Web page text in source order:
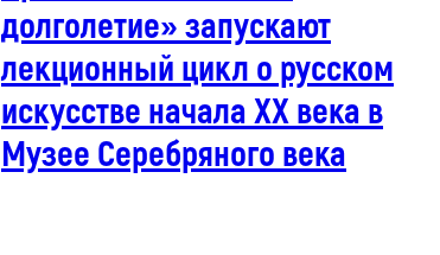
долголетие» запускают
лекционный цикл о русском
искусстве начала XX века в
Музее Серебряного века